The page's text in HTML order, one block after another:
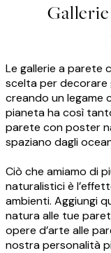
Le gallerie a parete
scelta per decorare
creando un legame
pianeta ha così
parete con poster
spaziano dagli
Ciò che amiamo di
naturalistici è
ambienti. Aggiungi
natura alle tue
opere d’arte alle
nostra personalità